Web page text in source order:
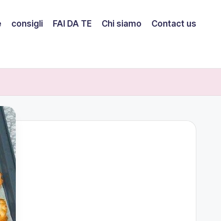
consigli FAI DA TE Chi siamo Contact us